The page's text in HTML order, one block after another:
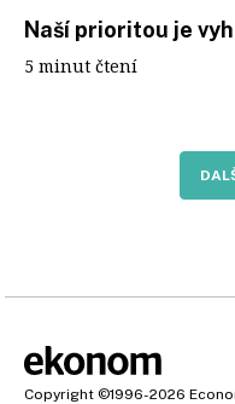
Naší prioritou je
5 minut čtení
Copyright ©1996-2026